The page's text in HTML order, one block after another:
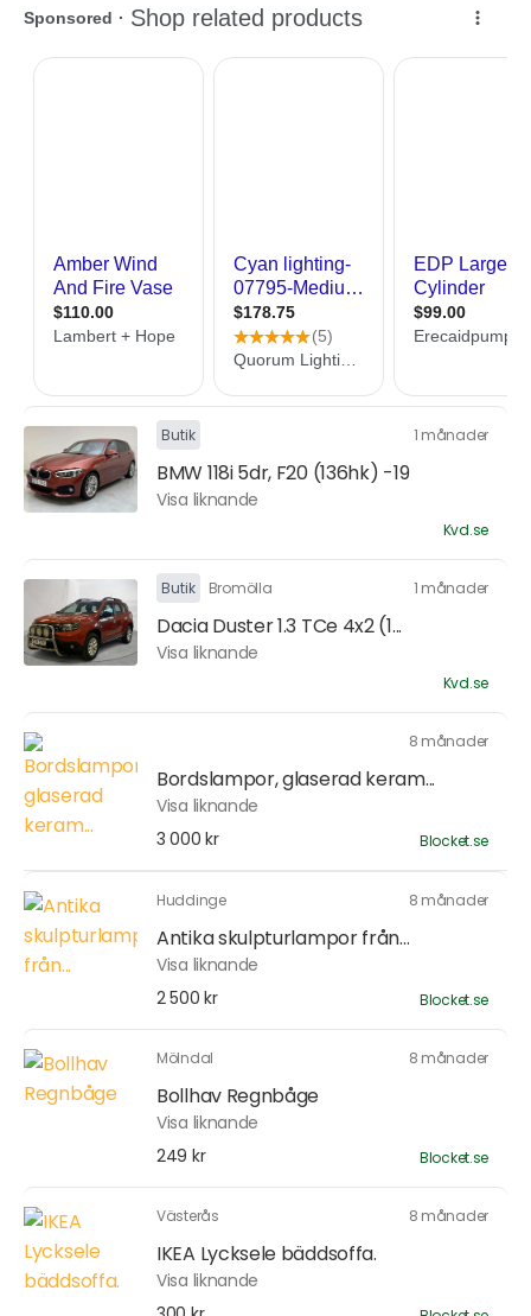
Butik 1 månader
BMW 118i 5dr, F20 (136hk) -19
Visa liknande
Kvd.se
Butik Bromölla 1 månader
Dacia Duster 1.3 TCe 4x2 (1...
Visa liknande
Kvd.se
8 månader
Bordslampor, glaserad keram...
Visa liknande
3 000 kr
Blocket.se
Huddinge 8 månader
Antika skulpturlampor från...
Visa liknande
2 500 kr
Blocket.se
Mölndal 8 månader
Bollhav Regnbåge
Visa liknande
249 kr
Blocket.se
Västerås 8 månader
IKEA Lycksele bäddsoffa.
Visa liknande